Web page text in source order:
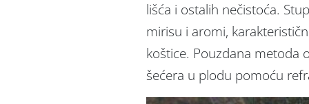
lišća i ostalih nečistoća.
mirisu i aromi,
koštice. Pouzdana metoda
šećera u plodu pomoću